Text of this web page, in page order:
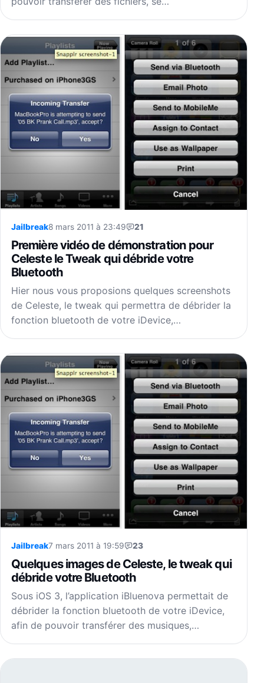
Jailbreak8 mars 2011 à 23:49 21
Première vidéo de démonstration pour
Celeste le Tweak qui débride votre
Bluetooth
Hier nous vous proposions quelques screenshots
de Celeste, le tweak qui permettra de débrider la
fonction bluetooth de votre iDevice,…
Jailbreak7 mars 2011 à 19:59 23
Quelques images de Celeste, le tweak qui
débride votre Bluetooth
Sous iOS 3, l’application iBluenova permettait de
débrider la fonction bluetooth de votre iDevice,
afin de pouvoir transférer des musiques,…